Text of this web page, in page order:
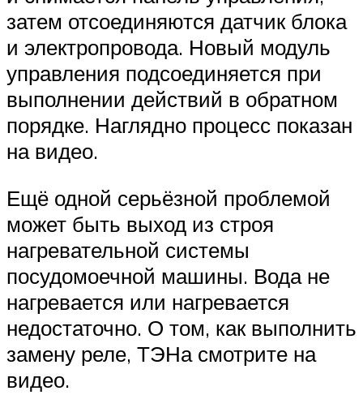
затем отсоединяются датчик блока
и электропровода. Новый модуль
управления подсоединяется при
выполнении действий в обратном
порядке. Наглядно процесс показан
на видео.
Ещё одной серьёзной проблемой
может быть выход из строя
нагревательной системы
посудомоечной машины. Вода не
нагревается или нагревается
недостаточно. О том, как выполнить
замену реле, ТЭНа смотрите на
видео.